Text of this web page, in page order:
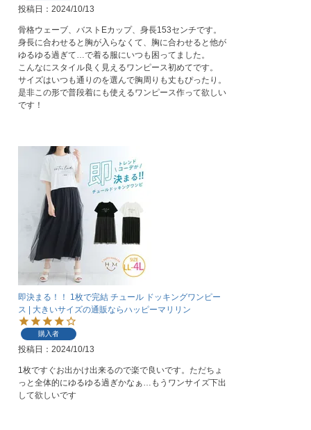
投稿日 2024/10/13
骨格ウェーブ、バストEカップ、身長153センチです。
身長に合わせると胸が入らなくて、胸に合わせると他が
ゆるゆる過ぎて…で着る服にいつも困ってました。
こんなにスタイル良く見えるワンピース初めてです。
サイズはいつも通りのを選んで胸周りも丈もぴったり。
是非この形で普段着にも使えるワンピース作って欲しい
です！
即決まる！！ 1枚で完結 チュール ドッキングワンピー
ス | 大きいサイズの通販ならハッピーマリリン
購入者
投稿日 2024/10/13
1枚ですぐお出かけ出来るので楽で良いです。ただちょ
っと全体的にゆるゆる過ぎかなぁ…もうワンサイズ下出
して欲しいです